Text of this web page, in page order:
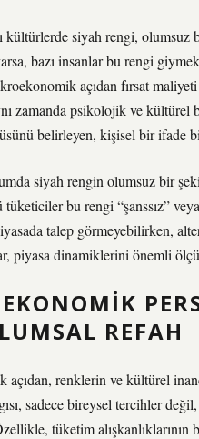
kültürlerde siyah rengi,
bazı insanlar bu rengi
açıdan fırsat
zamanda psikolojik ve kültürel
belirleyen, kişisel bir ifade
siyah rengin olumsuz bir
tüketiciler bu rengi “şanssız”
talep görmeyebilirken,
piyasa dinamiklerini önemli
REFAH
açıdan, renklerin ve kültürel
sadece bireysel tercihler
tüketim